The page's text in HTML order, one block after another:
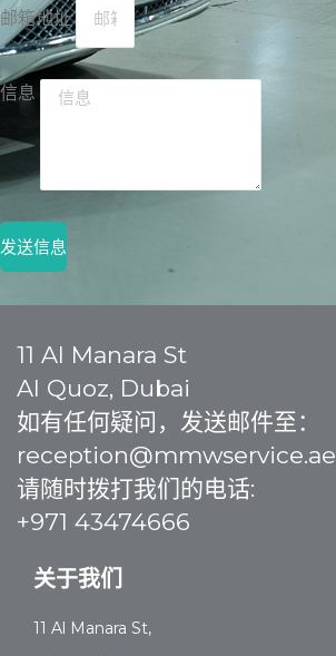
邮箱地址
信息
发送信息
11 Al Manara St
Al Quoz, Dubai
如有任何疑问，发送邮件至：
reception@mmwservice.ae
请随时拨打我们的电话:
+971 43474666
关于我们
11 Al Manara St,